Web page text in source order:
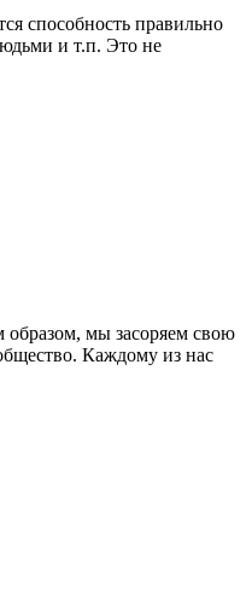
способность правильно
и т.п. Это не
образом, мы засоряем свою
Каждому из нас